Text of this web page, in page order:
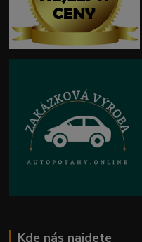
Kde nás najdete